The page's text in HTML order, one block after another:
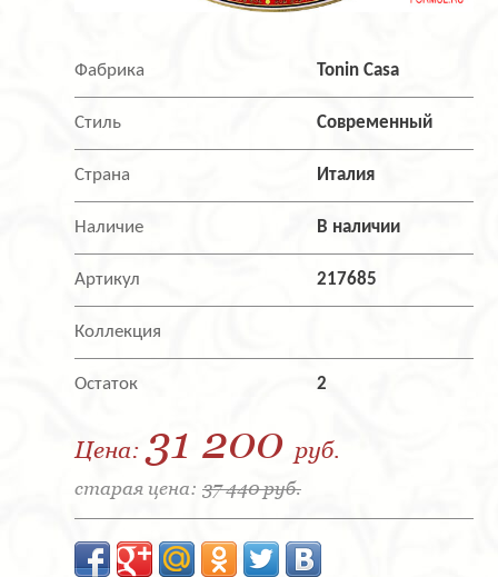
Фабрика Tonin Casa
Стиль Современный
Страна Италия
Наличие В наличии
Артикул 217685
Коллекция
Остаток 2
Цена: 31 200 руб.
старая цена: 37 440 руб.